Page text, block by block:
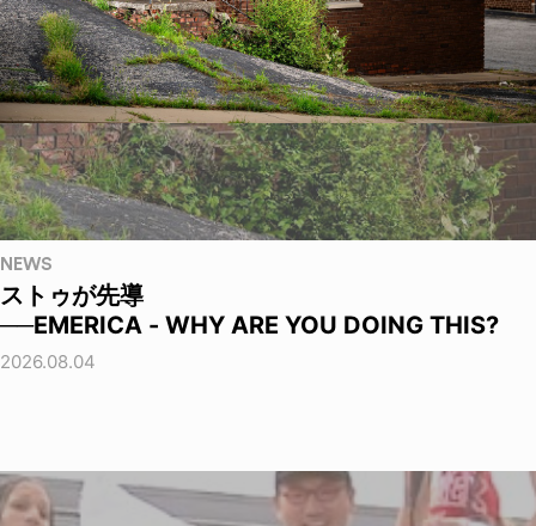
NEWS
ストゥが先導
──EMERICA - WHY ARE YOU DOING THIS?
2026.08.04